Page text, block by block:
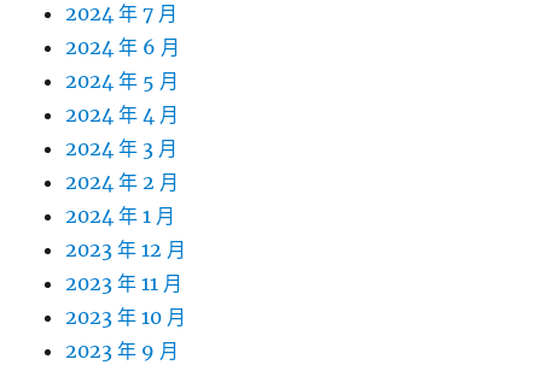
2024 年 7 月
2024 年 6 月
2024 年 5 月
2024 年 4 月
2024 年 3 月
2024 年 2 月
2024 年 1 月
2023 年 12 月
2023 年 11 月
2023 年 10 月
2023 年 9 月